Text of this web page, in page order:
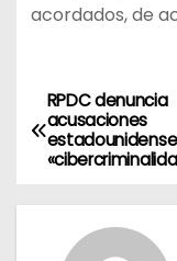
acordados, de
N
a
v
RPDC denuncia
acusaciones